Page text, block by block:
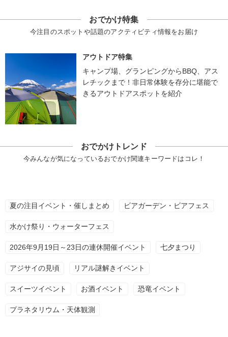
おでかけ特集
今注目のスポットや話題のアクティビティ情報をお届け
アウトドア特集
キャンプ場、グランピングからBBQ、アス
レチックまで！非日常体験を存分に堪能で
きるアウトドアスポットを紹介
おでかけトレンド
今みんなが気になっているおでかけ関連キーワードはコレ！
夏の注目イベント・催しまとめ ビアガーデン・ビアフェス
水かけ祭り・ウォーターフェス
2026年9月19日～23日の連休開催イベント 七夕まつり
アジサイの見頃 リアル謎解きイベント
スイーツイベント お酒イベント 恐竜イベント
プラネタリウム・天体観測